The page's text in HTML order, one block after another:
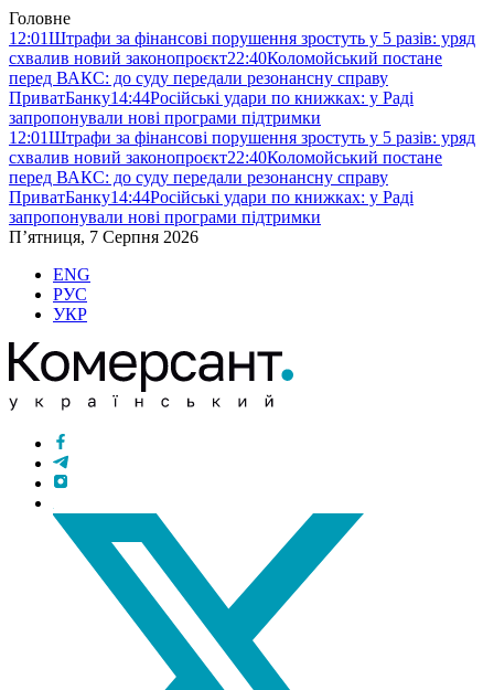
Головне
12:01Штрафи за фінансові порушення зростуть у 5 разів: уряд
схвалив новий законопроєкт22:40Коломойський постане
перед ВАКС: до суду передали резонансну справу
ПриватБанку14:44Російські удари по книжках: у Раді
запропонували нові програми підтримки
12:01Штрафи за фінансові порушення зростуть у 5 разів: уряд
схвалив новий законопроєкт22:40Коломойський постане
перед ВАКС: до суду передали резонансну справу
ПриватБанку14:44Російські удари по книжках: у Раді
запропонували нові програми підтримки
П’ятниця, 7 Серпня 2026
ENG
РУС
УКР